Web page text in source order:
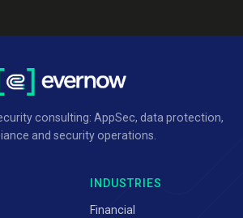
consulting: AppSec, data protection,
and security operations.
INDUSTRIES
Financial